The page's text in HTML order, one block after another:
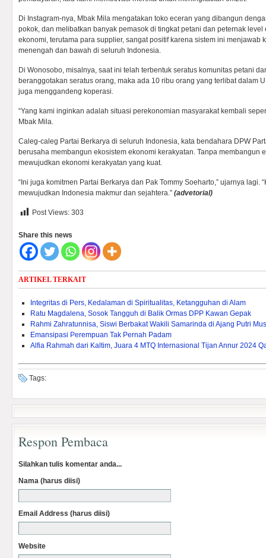
Di Instagram-nya, Mbak Mila mengatakan toko eceran yang dibangun
pokok, dan melibatkan banyak pemasok di tingkat petani dan peternak
ekonomi, terutama para supplier, sangat positif karena sistem ini menjawab
menengah dan bawah di seluruh Indonesia.
Di Wonosobo, misalnya, saat ini telah terbentuk seratus komunitas petani
beranggotakan seratus orang, maka ada 10 ribu orang yang terlibat dalam
juga menggandeng koperasi.
“Yang kami inginkan adalah situasi perekonomian masyarakat kembali
Mbak Mila.
Caleg-caleg Partai Berkarya di seluruh Indonesia, kata bendahara DPW
berusaha membangun ekosistem ekonomi kerakyatan. Tanpa membangun
mewujudkan ekonomi kerakyatan yang kuat.
“Ini juga komitmen Partai Berkarya dan Pak Tommy Soeharto,” ujarnya lagi.
mewujudkan Indonesia makmur dan sejahtera.” (advetorial)
Post Views: 303
Share this news
ARTIKEL TERKAIT
Integritas di Pers, Kedalaman di Spiritualitas, Ketangguhan di Alam
Ratu Magdalena, Sosok Tangguh di Balik Ormas DPP Kawan Gepak
Rahmi Zahratunnisa, Siswi Berbakat Wakili Samarinda di Ajang Putri
Emansipasi Perempuan Tak Pernah Padam
Alfia Rahmah dari Kaltim, Juara 4 MTQ Internasional Tijan Annur 2024
Tags:
Respon Pembaca
Silahkan tulis komentar anda...
Nama (harus diisi)
Email Address (harus diisi)
Website